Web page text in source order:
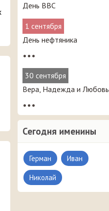
День ВВС
1 сентября
День нефтяника
•••
30 сентября
Вера, Надежда и Любовь
•••
Сегодня именины
Герман Иван
Николай